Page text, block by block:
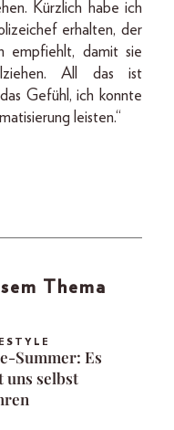
Kürzlich habe ich
erhalten, der
empfiehlt, damit sie
All das ist
Gefühl, ich konnte
leisten.“
Thema
Summer: Es
uns selbst